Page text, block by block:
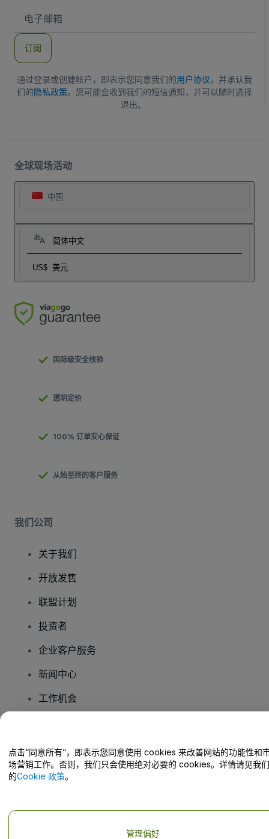
子
地
订阅
通过登录或创建帐户，即表示您同意我们的用户协议，并承认我
们的隐私政策。您可能会收到我们的短信通知，并可以随时选择
退出。
全球现场活动
中国
简体中文
US$ 美元
国际级安全核验
透明定价
100% 订单安心保证
从始至终的客户服务
我们公司
关于我们
开放发售
联盟计划
投资者
企业客户服务
新闻中心
工作机会
帮助中心 / 联系我们
点击“同意所有”，即表示您同意使用 cookies 来改善网站的功能性和
场营销工作。否则，我们只会使用绝对必要的 cookies。详情请见我们
的Cookie 政策。
管理偏好